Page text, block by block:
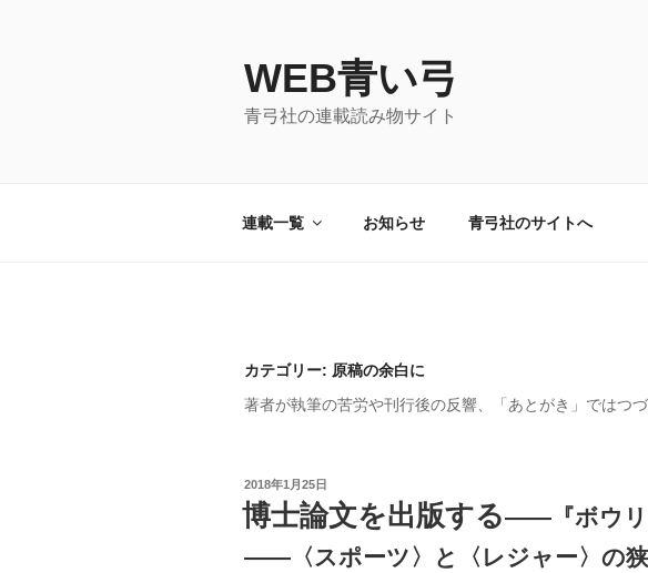
WEB青い弓
青弓社の連載読み物サイト
連載一覧 お知らせ 青弓社のサイトへ
カテゴリー: 原稿の余白に
著者が執筆の苦労や刊行後の反響、「あとがき」ではつ
投
稿
日:
2018年1月25日
博士論文を出版する――『ボウリ
――〈スポーツ〉と〈レジャー〉の